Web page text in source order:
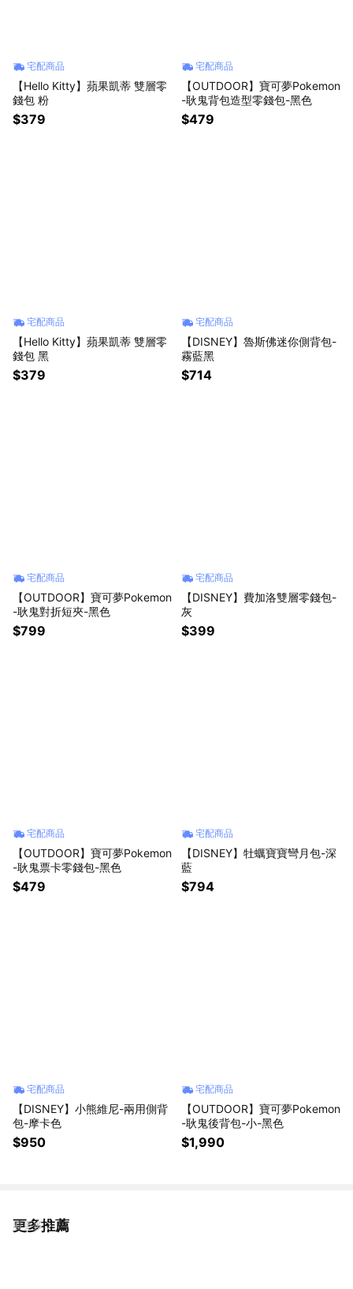
宅配商品
【Hello Kitty】蘋果凱蒂 雙層零
錢包 粉
$379
宅配商品
【OUTDOOR】寶可夢Pokemon
-耿鬼背包造型零錢包-黑色
$479
宅配商品
【Hello Kitty】蘋果凱蒂 雙層零
錢包 黑
$379
宅配商品
【DISNEY】魯斯佛迷你側背包-
霧藍黑
$714
宅配商品
【OUTDOOR】寶可夢Pokemon
-耿鬼對折短夾-黑色
$799
宅配商品
【DISNEY】費加洛雙層零錢包-
灰
$399
宅配商品
【OUTDOOR】寶可夢Pokemon
-耿鬼票卡零錢包-黑色
$479
宅配商品
【DISNEY】牡蠣寶寶彎月包-深
藍
$794
宅配商品
【DISNEY】小熊維尼-兩用側背
包-摩卡色
$950
宅配商品
【OUTDOOR】寶可夢Pokemon
-耿鬼後背包-小-黑色
$1,990
更多推薦
看更多